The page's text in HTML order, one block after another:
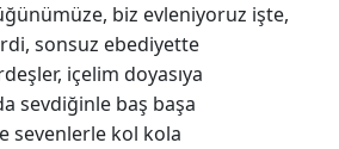
biz evleniyoruz işte,
sonsuz ebediyette
içelim doyasıya
sevdiğinle baş başa
sevenlerle kol kola